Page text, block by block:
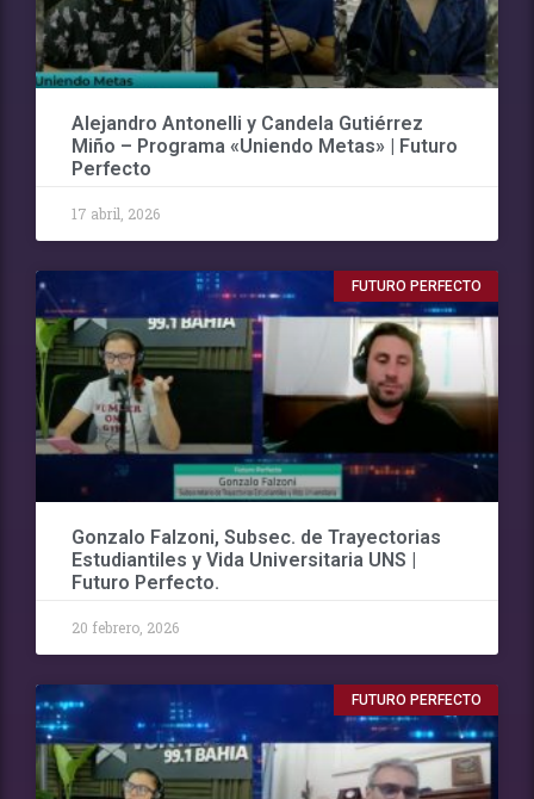
Alejandro Antonelli y Candela Gutiérrez
Miño – Programa «Uniendo Metas» | Futuro
Perfecto
17 abril, 2026
FUTURO PERFECTO
Gonzalo Falzoni, Subsec. de Trayectorias
Estudiantiles y Vida Universitaria UNS |
Futuro Perfecto.
20 febrero, 2026
FUTURO PERFECTO